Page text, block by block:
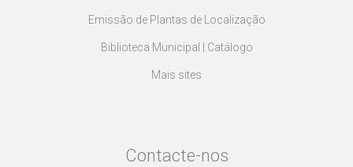
Emissão de Plantas de Localização
Biblioteca Municipal | Catálogo
Mais sites
Contacte-nos